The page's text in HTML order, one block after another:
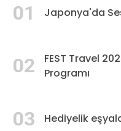
01 Japonya'da
02
FEST Travel
Programı
03 Hediyelik